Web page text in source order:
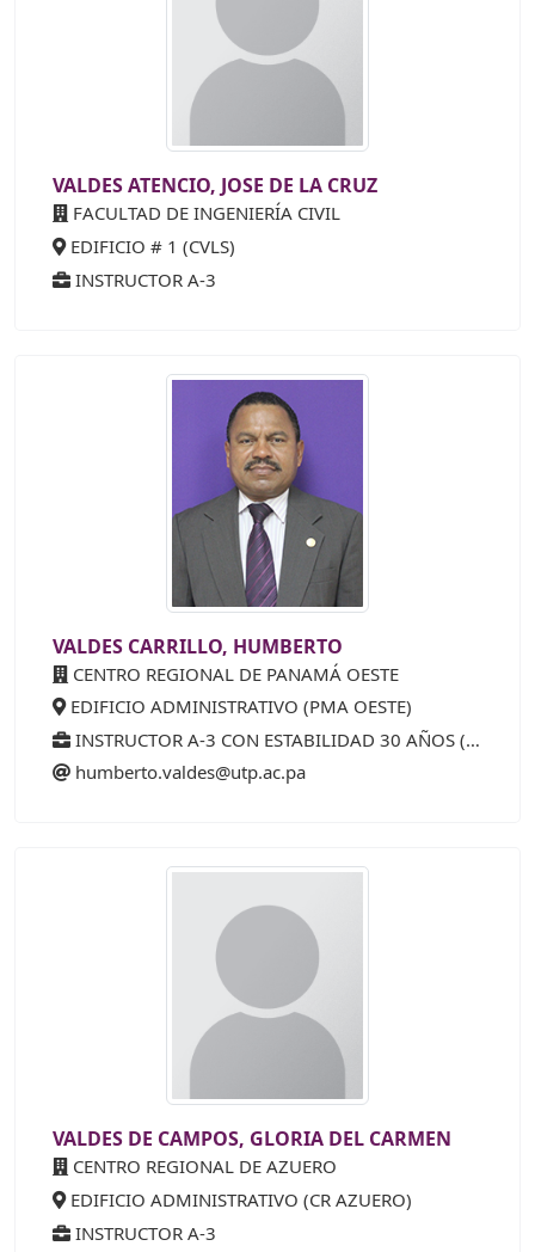
VALDES ATENCIO, JOSE DE LA CRUZ
FACULTAD DE INGENIERÍA CIVIL
EDIFICIO # 1 (CVLS)
INSTRUCTOR A-3
VALDES CARRILLO, HUMBERTO
CENTRO REGIONAL DE PANAMÁ OESTE
EDIFICIO ADMINISTRATIVO (PMA OESTE)
INSTRUCTOR A-3 CON ESTABILIDAD 30 AÑOS (65%)
humberto.valdes@utp.ac.pa
VALDES DE CAMPOS, GLORIA DEL CARMEN
CENTRO REGIONAL DE AZUERO
EDIFICIO ADMINISTRATIVO (CR AZUERO)
INSTRUCTOR A-3